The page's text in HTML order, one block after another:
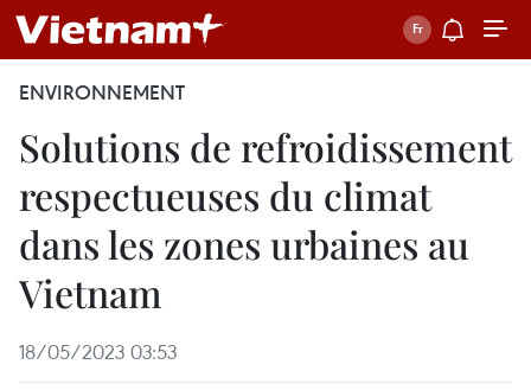
ENVIRONNEMENT
Solutions de refroidissement
respectueuses du climat
dans les zones urbaines au
Vietnam
18/05/2023 03:53